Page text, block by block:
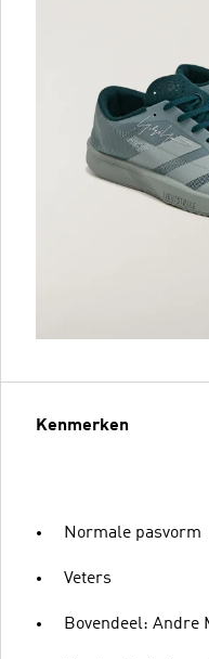
Kenmerken
Normale pasvorm
Veters
Bovendeel: Andre